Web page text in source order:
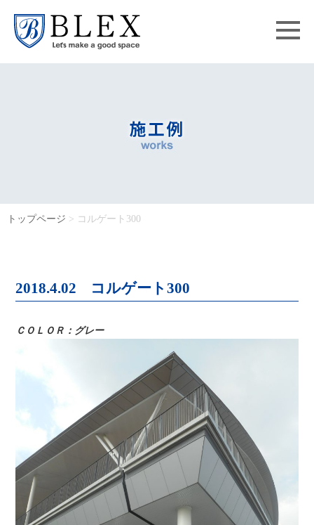
トップページ > コルゲート300
2018.4.02 コルゲート300
ＣＯＬＯＲ：グレー